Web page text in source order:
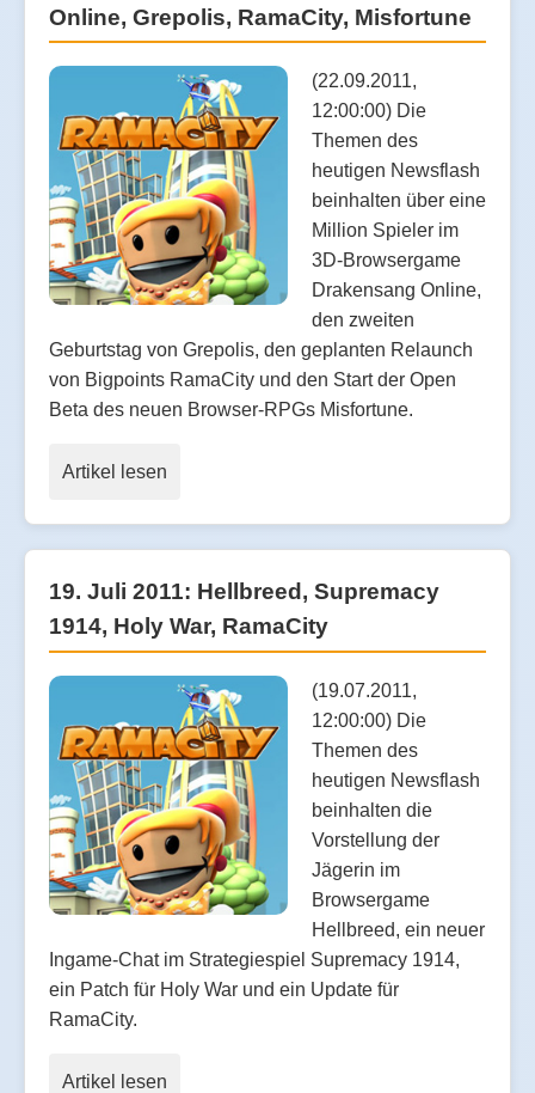
Online, Grepolis, RamaCity, Misfortune
(22.09.2011,
12:00:00) Die
Themen des
heutigen Newsflash
beinhalten über eine
Million Spieler im
3D-Browsergame
Drakensang Online,
den zweiten
Geburtstag von Grepolis, den geplanten Relaunch
von Bigpoints RamaCity und den Start der Open
Beta des neuen Browser-RPGs Misfortune.
Artikel lesen
19. Juli 2011: Hellbreed, Supremacy
1914, Holy War, RamaCity
(19.07.2011,
12:00:00) Die
Themen des
heutigen Newsflash
beinhalten die
Vorstellung der
Jägerin im
Browsergame
Hellbreed, ein neuer
Ingame-Chat im Strategiespiel Supremacy 1914,
ein Patch für Holy War und ein Update für
RamaCity.
Artikel lesen